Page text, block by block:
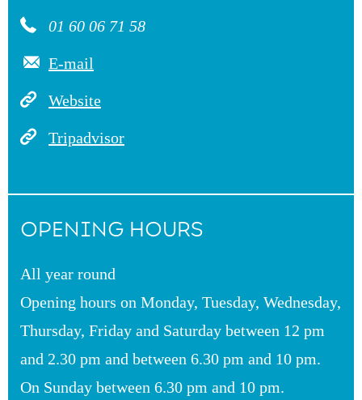
01 60 06 71 58
E-mail
Website
Tripadvisor
OPENING HOURS
All year round
Opening hours on Monday, Tuesday, Wednesday,
Thursday, Friday and Saturday between 12 pm
and 2.30 pm and between 6.30 pm and 10 pm.
On Sunday between 6.30 pm and 10 pm.